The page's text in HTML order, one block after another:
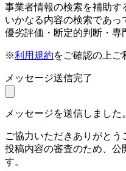
事業者情報の検索を補助す
いかなる内容の検索であっ
優劣評価・断定的判断・専
※利用規約をご確認の上ご
メッセージ送信完了
メッセージを送信しました。
ご協力いただきありがとう
投稿内容の審査のため、公
す。